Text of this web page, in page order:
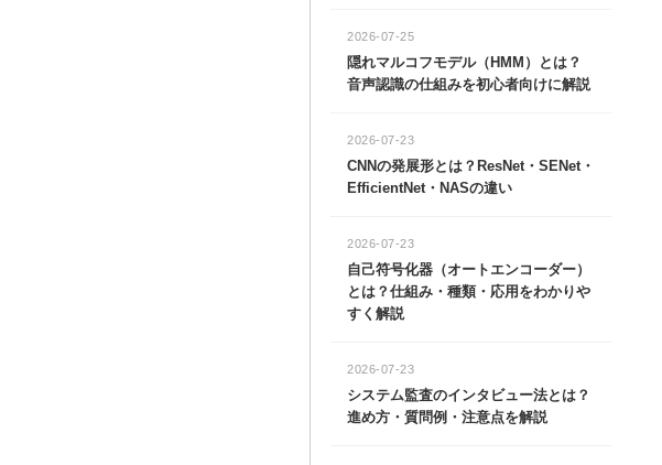
隠れマルコフモデル（HMM）とは？
音声認識の仕組みを初心者向けに解説
2026-07-25
CNNの発展形とは？ResNet・SENet・
EfficientNet・NASの違い
2026-07-23
自己符号化器（オートエンコーダー）
とは？仕組み・種類・応用をわかりや
すく解説
2026-07-23
システム監査のインタビュー法とは？
進め方・質問例・注意点を解説
2026-07-23